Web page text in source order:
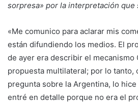
sorpresa» por la interpretación que
«Me comunico para aclarar mis
están difundiendo los medios. El
de ayer era describir el mecanismo
propuesta multilateral; por lo tanto,
pregunta sobre la Argentina, lo
entré en detalle porque no era el